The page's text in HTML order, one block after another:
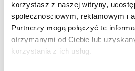
korzystasz z naszej witryny,
społecznościowym, reklamowym i
Partnerzy mogą połączyć te
otrzymanymi od Ciebie lub
korzystania z ich usług.
Zdominowaliśmy
konkursie Best Living
Tabeli Ofert